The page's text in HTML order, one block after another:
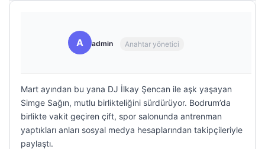
A admin Anahtar yönetici
Mart ayından bu yana DJ İlkay Şencan ile aşk yaşayan
Simge Sağın, mutlu birlikteliğini sürdürüyor. Bodrum’da
birlikte vakit geçiren çift, spor salonunda antrenman
yaptıkları anları sosyal medya hesaplarından takipçileriyle
paylaştı.